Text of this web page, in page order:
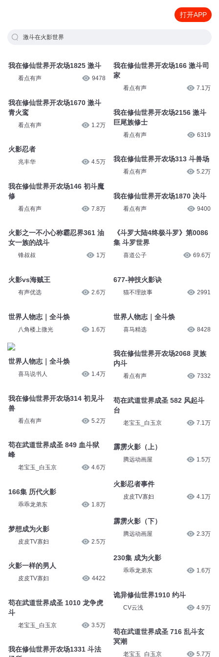
打开APP
激斗在火影世界
我在修仙世界开农场1825 激斗
看点有声 9478
我在修仙世界开农场1670 激斗
青火鸾
看点有声 1.2万
火影忍者
兆丰华 4.5万
我在修仙世界开农场146 初斗魔
修
看点有声 7.8万
火影之一不小心称霸忍界361 油
女一族的战斗
锋叔叔 1万
火影vs海贼王
有声优选 2.6万
世界人物志｜全斗焕
八角楼上微光 1.6万
世界人物志｜全斗焕
喜马说书人 1.4万
我在修仙世界开农场314 初见斗
兽
看点有声 5.2万
苟在武道世界成圣 849 血斗狱
峰
老宝玉_白玉京 4.6万
166集 历代火影
乖乖龙弟东 1.8万
梦想成为火影
皮皮TV寡妇 2.5万
火影一样的男人
皮皮TV寡妇 4422
苟在武道世界成圣 1010 龙争虎
斗
老宝玉_白玉京 3.5万
我在修仙世界开农场1331 斗法
我在修仙世界开农场166 激斗司
家
看点有声 7.1万
我在修仙世界开农场2156 激斗
巨尾族修士
看点有声 6319
我在修仙世界开农场313 斗兽场
看点有声 5.2万
我在修仙世界开农场1870 决斗
看点有声 9400
《斗罗大陆4终极斗罗》第0086
集 斗罗世界
喜道公子 69.6万
677-神技火影诀
猫不理故事 2991
世界人物志｜全斗焕
喜马精选 8428
我在修仙世界开农场2068 灵族
内斗
看点有声 7332
苟在武道世界成圣 582 风起斗
台
老宝玉_白玉京 7.1万
霹雳火影（上）
腾远动画屋 1.5万
火影忍者事件
皮皮TV寡妇 4.1万
霹雳火影（下）
腾远动画屋 2.3万
230集 成为火影
乖乖龙弟东 1.6万
诡异修仙世界1910 约斗
CV云浅 4.9万
苟在武道世界成圣 716 乱斗玄
冥潮
老宝玉_白玉京 5.7万